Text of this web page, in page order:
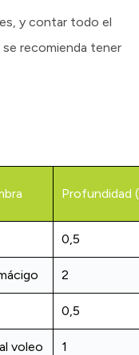
y contar todo el
recomienda tener
Profundidad
0,5
2
0,5
voleo 1